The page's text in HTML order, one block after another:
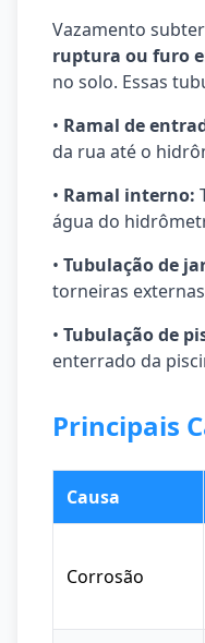
Vazamento
ruptura ou furo
no solo. Essas
• Ramal de
da rua até o
• Ramal interno:
água do
• Tubulação de
torneiras
• Tubulação de
enterrado da
Principais
Causa
Corrosão